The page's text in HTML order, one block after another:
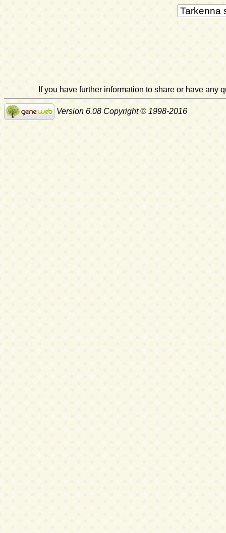
If you have further information to share or have
Version 6.08 Copyright © 1998-2016